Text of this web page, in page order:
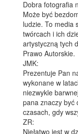
Dobra fotografia
Może być
ludzie. To media
twórcach i ich
artystyczną tych
Prawo Autorskie.
JMK:
Prezentuje Pan
wykonane w
niezwykle
pana znaczy być
czasach, gdy
ZR:
Niełatwo jest w